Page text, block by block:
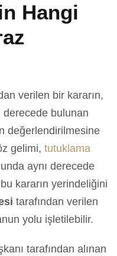
Hangi
verilen bir kararın,
derecede bulunan
değerlendirilmesine
gelimi, tutuklama
aynı derecede
kararın yerindeliğini
tarafından verilen
yolu işletilebilir.
tarafından alınan